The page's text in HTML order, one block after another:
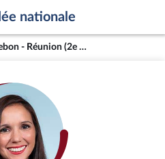
nationale
Mme Karine Lebon - Réunion (2e circonscription)